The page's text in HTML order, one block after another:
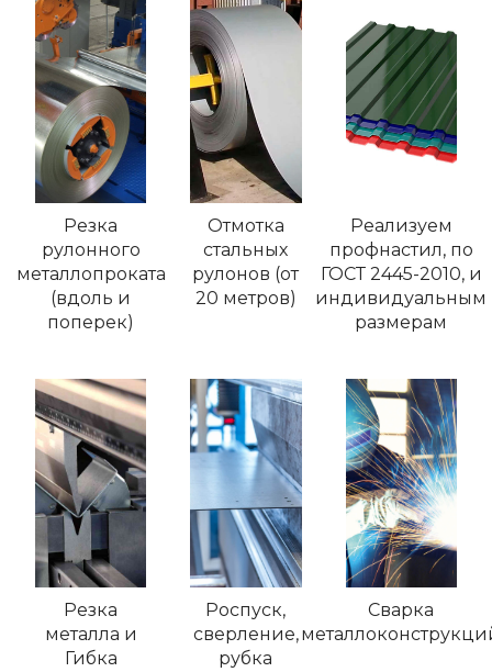
Резка
рулонного
металлопроката
(вдоль и
поперек)
Отмотка
стальных
рулонов (от
20 метров)
Реализуем
профнастил, по
ГОСТ 2445-2010, и
индивидуальным
размерам
Резка
металла и
Гибка
Роспуск,
сверление,
рубка
Сварка